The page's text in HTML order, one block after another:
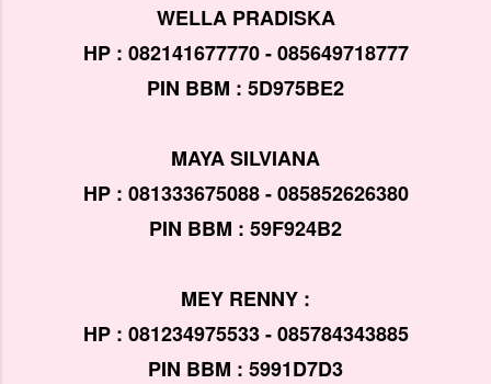
WELLA PRADISKA
HP : 082141677770 - 085649718777
PIN BBM : 5D975BE2
MAYA SILVIANA
HP : 081333675088 - 085852626380
PIN BBM : 59F924B2
MEY RENNY :
HP : 081234975533 - 085784343885
PIN BBM : 5991D7D3